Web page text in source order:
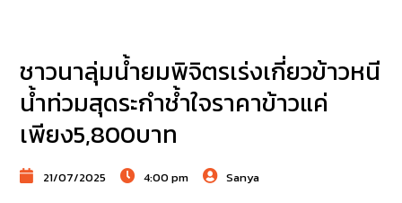
ชาวนาลุ่มน้ำยมพิจิตรเร่งเกี่ยวข้าวหนี
น้ำท่วมสุดระกำช้ำใจราคาข้าวแค่
เพียง5,800บาท
21/07/2025 4:00 pm Sanya